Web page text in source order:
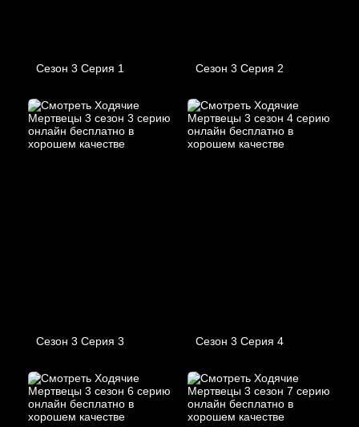
Сезон 3 Серия 1 Сезон 3 Серия 2
Сезон 3 Серия 3 Сезон 3 Серия 4